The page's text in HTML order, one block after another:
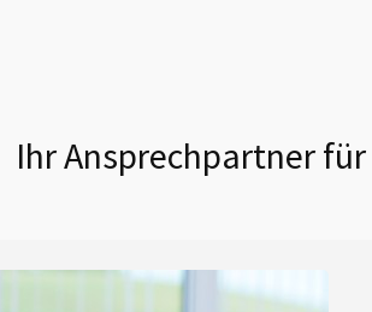
Ihr Ansprechpartner für